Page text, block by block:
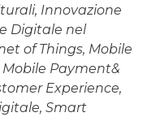
Innovazione
Digitale nel
of Things, Mobile
Payment&
Experience,
Smart